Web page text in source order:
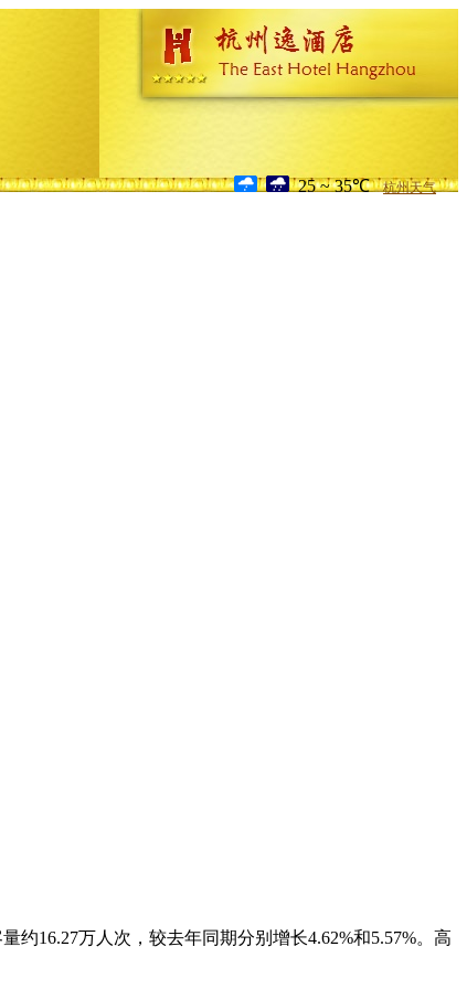
25 ~ 35℃ 杭州天气
约16.27万人次，较去年同期分别增长4.62%和5.57%。高